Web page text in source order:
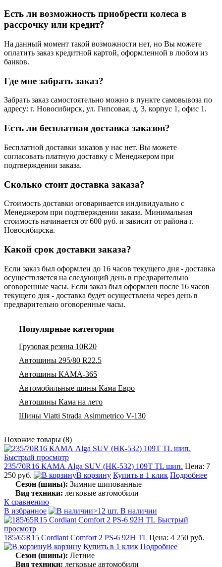
Есть ли возможность приобрести колеса в
рассрочку или кредит?
На данный момент такой возможности нет, но Вы можете
оплатить заказ кредитной картой, оформленной в любом из
банков.
Где мне забрать заказ?
Забрать заказ самостоятельно можно в пункте самовывоза по
адресу: г. Новосибирск, ул. Гипсовая, д. 3, корпус 1, офис 1.
Есть ли бесплатная доставка заказов?
Бесплатной доставки заказов у нас нет. Вы можете
согласовать платную доставку с Менеджером при
подтверждении заказа.
Сколько стоит доставка заказа?
Стоимость доставки оговаривается индивидуально с
Менеджером при подтверждении заказа. Минимальная
стоимость начинается от 600 руб. и зависит от района г.
Новосибирска.
Какой срок доставки заказа?
Если заказ был оформлен до 16 часов текущего дня - доставка
осуществляется на следующий день в предварительно
оговоренные часы. Если заказ был оформлен после 16 часов
текущего дня - доставка будет осуществлена через день в
предварительно оговоренные часы.
Популярные категории
Грузовая резина 10R20
Автошины 295/80 R22.5
Автошины КАМА-365
Автомобильные шины Кама Евро
Автошины Кама на лето
Шины Viatti Strada Asimmetrico V-130
Похожие товары (8)
Быстрый просмотр
235/70R16 КАМА Alga SUV (НК-532) 109T TL шип. Цена: 7
250 руб.
В корзину Купить в 1 клик Подробнее
Сезон (шины): Зимние шипованные
Вид техники: легковые автомобили
К сравнению
В избранное
>12 шт. В наличии
Быстрый
просмотр
185/65R15 Cordiant Comfort 2 PS-6 92H TL Цена: 4 250 руб.
В корзину Купить в 1 клик Подробнее
Сезон (шины): Летние
Вид техники: легковые автомобили